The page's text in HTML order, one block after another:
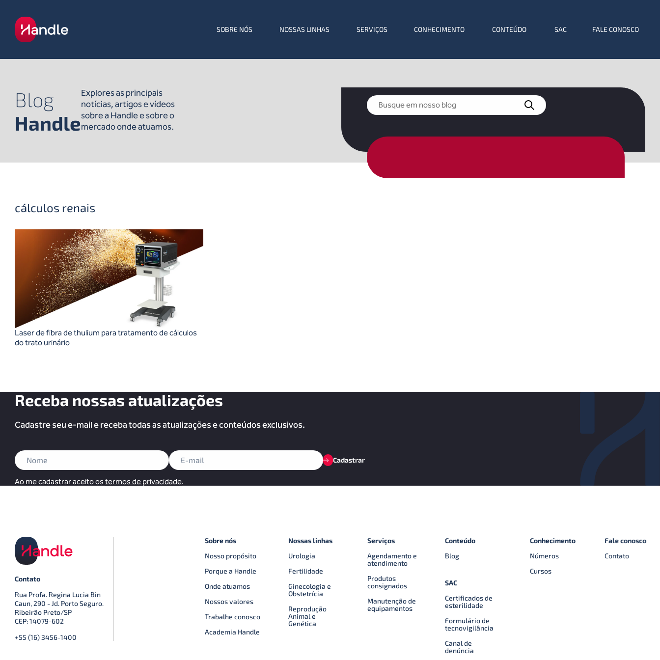
SOBRE NÓS NOSSAS LINHAS SERVIÇOS CONHECIMENTO CONTEÚDO SAC FALE CONOSCO
Blog
Handle
Explores as principais
notícias, artigos e vídeos
sobre a Handle e sobre o
mercado onde atuamos.
cálculos renais
Laser de fibra de thulium para tratamento de cálculos
do trato urinário
Receba nossas atualizações
Cadastre seu e-mail e receba todas as atualizações e conteúdos exclusivos.
Cadastrar
Ao me cadastrar aceito ostermos de privacidade.
Contato
Rua Profa. Regina Lucia Bin
Caun, 290 - Jd. Porto Seguro.
Ribeirão Preto/SP
CEP: 14079-602
+55 (16) 3456-1400
Sobre nós
Nosso propósito
Porque a Handle
Onde atuamos
Nossos valores
Trabalhe conosco
Academia Handle
Nossas linhas
Urologia
Fertilidade
Ginecologia e
Obstetrícia
Reprodução
Animal e
Genética
Serviços
Agendamento e
atendimento
Produtos
consignados
Manutenção de
equipamentos
Conteúdo
Blog
SAC
Certificados de
esterilidade
Formulário de
tecnovigilância
Canal de
denúncia
Conhecimento
Números
Cursos
Fale conosco
Contato